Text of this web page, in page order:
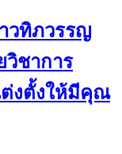
วทิภวรรญ
วิชาการ
ต่งตั้งให้มีคุณ